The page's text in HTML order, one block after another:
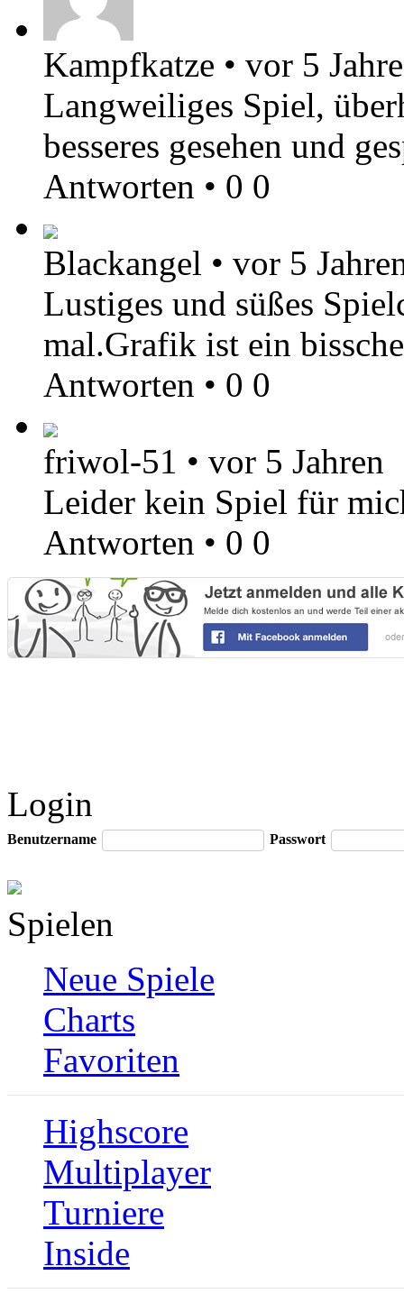
Kampfkatze • vor 5
Langweiliges Spiel,
besseres gesehen und
Antworten • 0 0
Blackangel • vor 5
Lustiges und süßes
mal.Grafik ist ein
Antworten • 0 0
friwol-51 • vor 5 Jahren
Leider kein Spiel für
Antworten • 0 0
Login
Benutzername Passwort
Spielen
Neue Spiele
Charts
Favoriten
Highscore
Multiplayer
Turniere
Inside